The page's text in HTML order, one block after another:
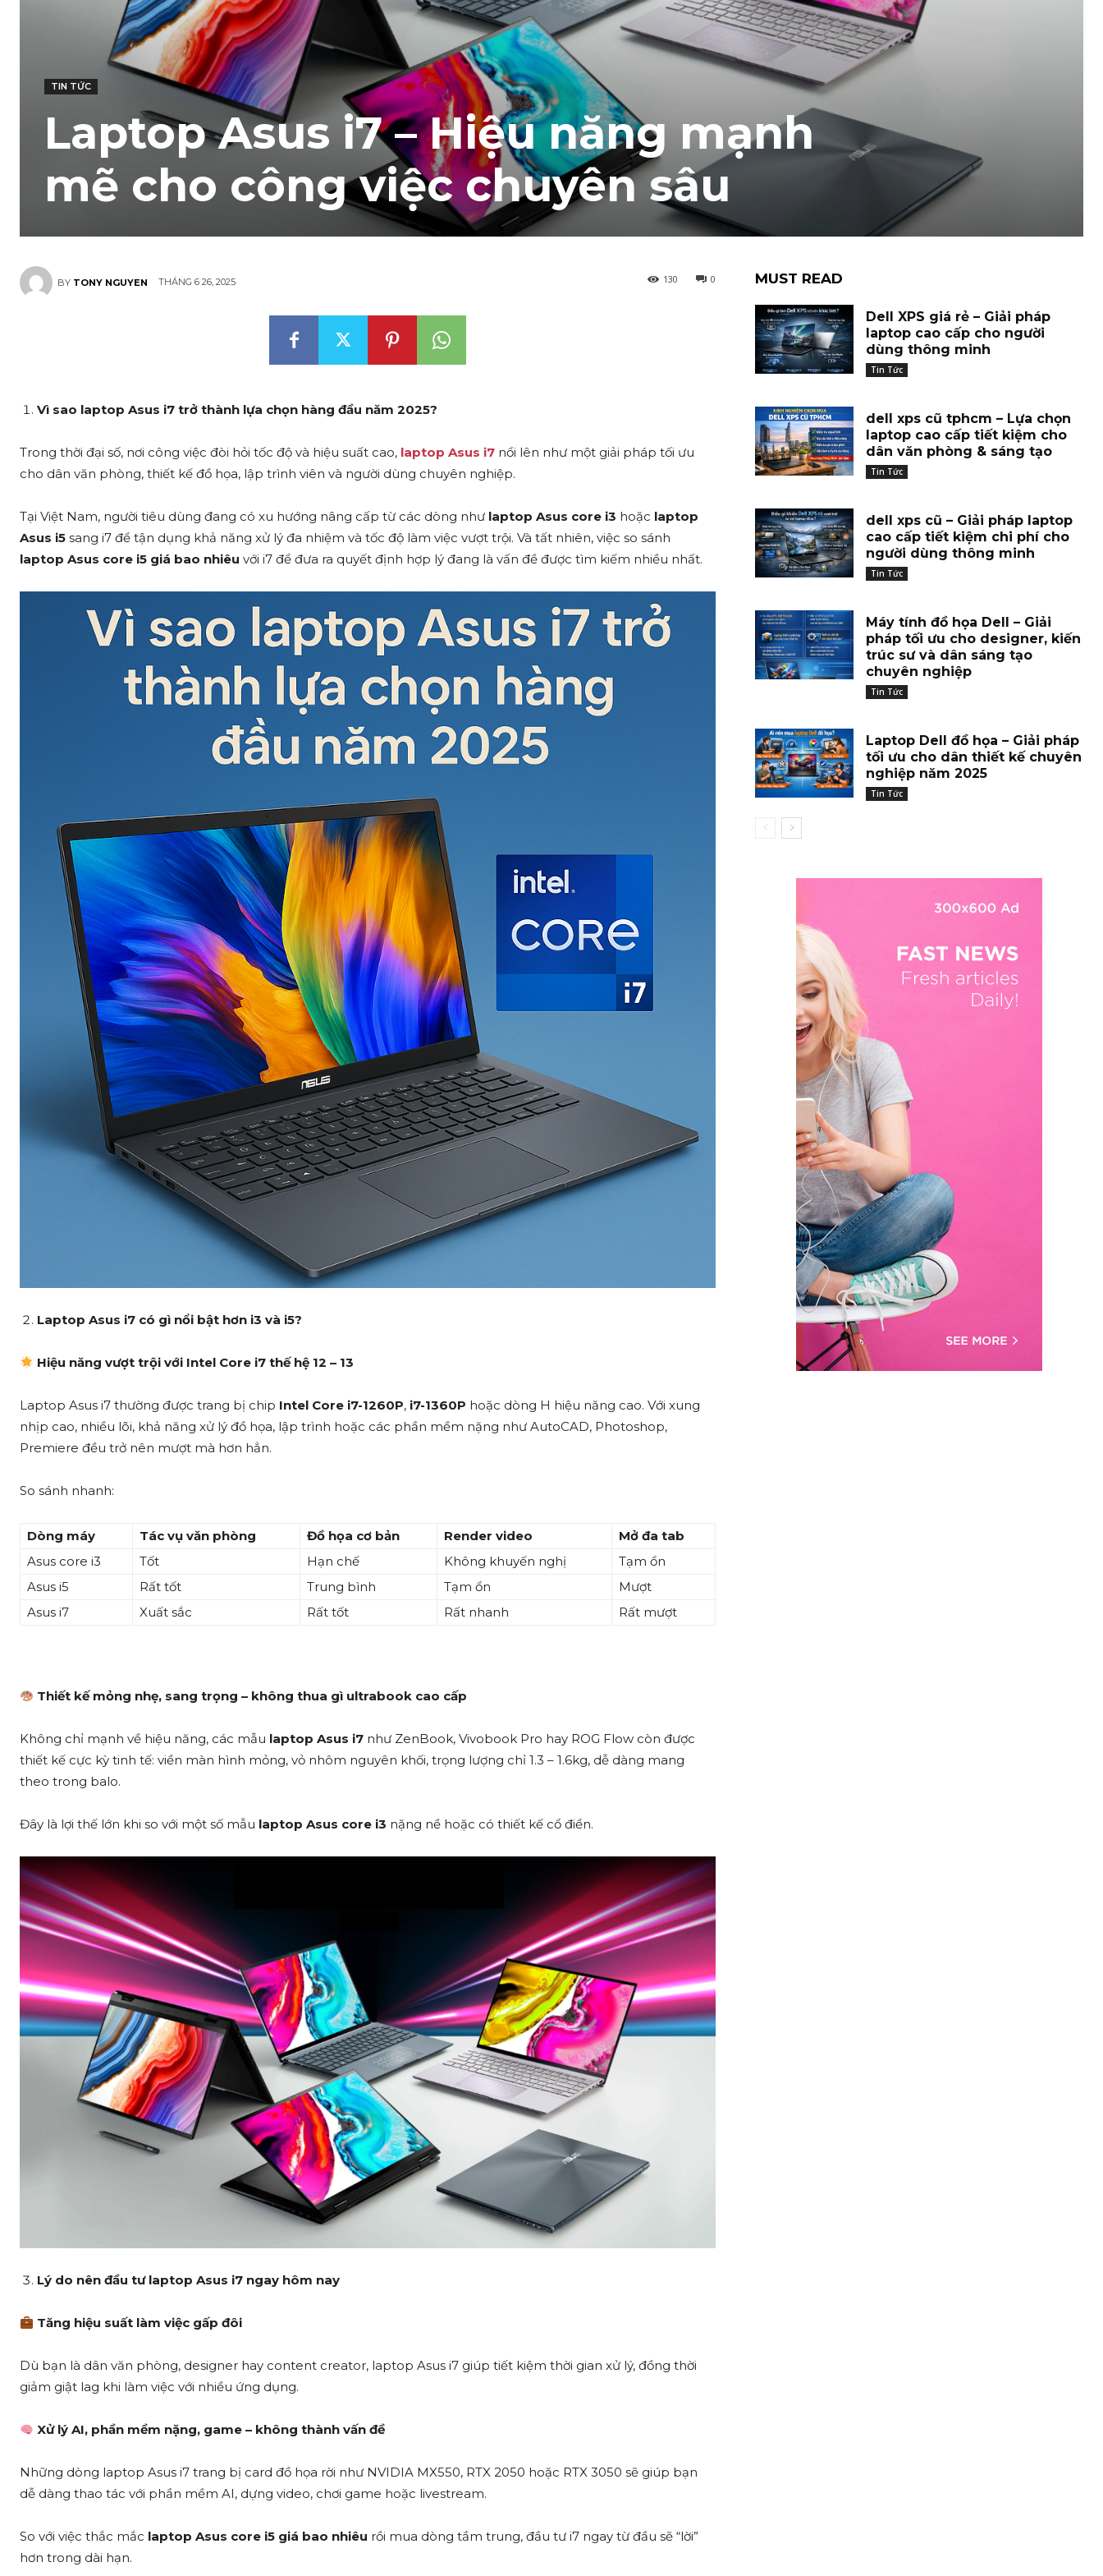
TIN TỨC
Laptop Asus i7 – Hiệu năng mạnh
mẽ cho công việc chuyên sâu
BY TONY NGUYEN THÁNG 6 26, 2025 0
130
Vì sao laptop Asus i7 trở thành lựa chọn hàng đầu năm 2025?
Trong thời đại số, nơi công việc đòi hỏi tốc độ và hiệu suất cao, laptop Asus i7 nổi lên như một giải pháp tối ưu
cho dân văn phòng, thiết kế đồ họa, lập trình viên và người dùng chuyên nghiệp.
Tại Việt Nam, người tiêu dùng đang có xu hướng nâng cấp từ các dòng như laptop Asus core i3 hoặc laptop
Asus i5 sang i7 để tận dụng khả năng xử lý đa nhiệm và tốc độ làm việc vượt trội. Và tất nhiên, việc so sánh
laptop Asus core i5 giá bao nhiêu với i7 để đưa ra quyết định hợp lý đang là vấn đề được tìm kiếm nhiều nhất.
Laptop Asus i7 có gì nổi bật hơn i3 và i5?
Hiệu năng vượt trội với Intel Core i7 thế hệ 12 – 13
Laptop Asus i7 thường được trang bị chip Intel Core i7-1260P, i7-1360P hoặc dòng H hiệu năng cao. Với xung
nhịp cao, nhiều lõi, khả năng xử lý đồ họa, lập trình hoặc các phần mềm nặng như AutoCAD, Photoshop,
Premiere đều trở nên mượt mà hơn hẳn.
So sánh nhanh:
Dòng máy Tác vụ văn phòng Đồ họa cơ bản Render video
Mở đa tab
Asus core i3
Tốt Hạn chế Không khuyến nghị
Tạm ổn
Asus i5
Rất tốt Trung bình Tạm ổn
Mượt
Asus i7
Xuất sắc Rất tốt Rất nhanh Rất mượt
Thiết kế mỏng nhẹ, sang trọng – không thua gì ultrabook cao cấp
Không chỉ mạnh về hiệu năng, các mẫu laptop Asus i7 như ZenBook, Vivobook Pro hay ROG Flow còn được
thiết kế cực kỳ tinh tế: viền màn hình mỏng, vỏ nhôm nguyên khối, trọng lượng chỉ 1.3 – 1.6kg, dễ dàng mang
theo trong balo.
Đây là lợi thế lớn khi so với một số mẫu laptop Asus core i3 nặng nề hoặc có thiết kế cổ điển.
Lý do nên đầu tư laptop Asus i7 ngay hôm nay
Tăng hiệu suất làm việc gấp đôi
Dù bạn là dân văn phòng, designer hay content creator, laptop Asus i7 giúp tiết kiệm thời gian xử lý, đồng thời
giảm giật lag khi làm việc với nhiều ứng dụng.
Xử lý AI, phần mềm nặng, game – không thành vấn đề
Những dòng laptop Asus i7 trang bị card đồ họa rời như NVIDIA MX550, RTX 2050 hoặc RTX 3050 sẽ giúp bạn
dễ dàng thao tác với phần mềm AI, dựng video, chơi game hoặc livestream.
So với việc thắc mắc laptop Asus core i5 giá bao nhiêu rồi mua dòng tầm trung, đầu tư i7 ngay từ đầu sẽ “lời”
hơn trong dài hạn.
MUST READ
Dell XPS giá rẻ – Giải pháp
laptop cao cấp cho người
dùng thông minh
Tin Tức
dell xps cũ tphcm – Lựa chọn
laptop cao cấp tiết kiệm cho
dân văn phòng & sáng tạo
Tin Tức
dell xps cũ – Giải pháp laptop
cao cấp tiết kiệm chi phí cho
người dùng thông minh
Tin Tức
Máy tính đồ họa Dell – Giải
pháp tối ưu cho designer, kiến
trúc sư và dân sáng tạo
chuyên nghiệp
Tin Tức
Laptop Dell đồ họa – Giải pháp
tối ưu cho dân thiết kế chuyên
nghiệp năm 2025
Tin Tức